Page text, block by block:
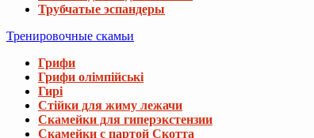
Трубчатые эспандеры
Тренировочные скамьи
Грифи
Грифи олімпійські
Гирі
Стійки для жиму лежачи
Скамейки для гиперэкстензии
Скамейки с партой Скотта